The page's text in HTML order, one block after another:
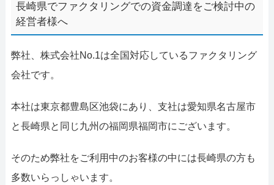
長崎県でファクタリングでの資金調達をご検討中の
経営者様へ
弊社、株式会社No.1は全国対応しているファクタリング
会社です。
本社は東京都豊島区池袋にあり、支社は愛知県名古屋市
と長崎県と同じ九州の福岡県福岡市にございます。
そのため弊社をご利用中のお客様の中には長崎県の方も
多数いらっしゃいます。